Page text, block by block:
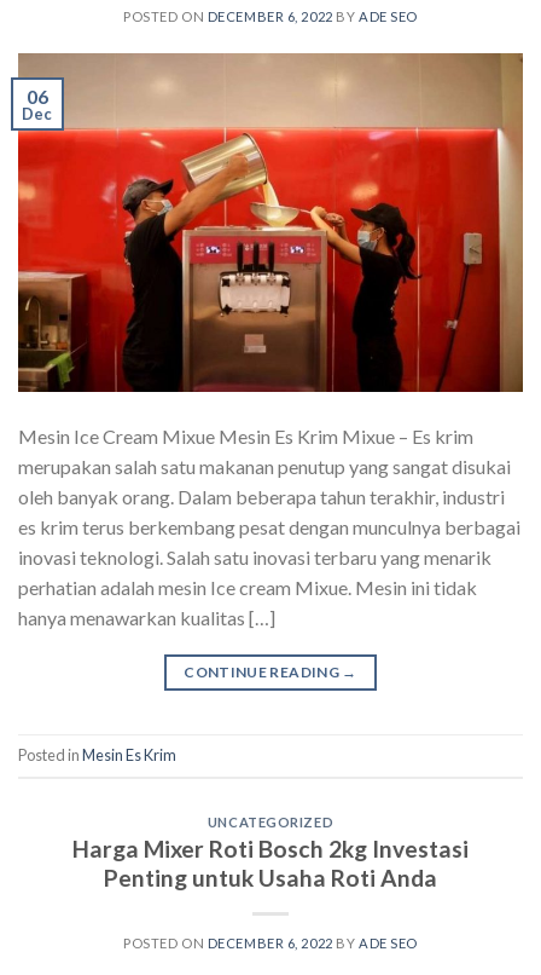
POSTED ON DECEMBER 6, 2022 BY ADE SEO
06
Dec
Mesin Ice Cream Mixue Mesin Es Krim Mixue – Es krim
merupakan salah satu makanan penutup yang sangat disukai
oleh banyak orang. Dalam beberapa tahun terakhir, industri
es krim terus berkembang pesat dengan munculnya berbagai
inovasi teknologi. Salah satu inovasi terbaru yang menarik
perhatian adalah mesin Ice cream Mixue. Mesin ini tidak
hanya menawarkan kualitas […]
CONTINUE READING →
Posted inMesin Es Krim
UNCATEGORIZED
Harga Mixer Roti Bosch 2kg Investasi
Penting untuk Usaha Roti Anda
POSTED ON DECEMBER 6, 2022 BY ADE SEO